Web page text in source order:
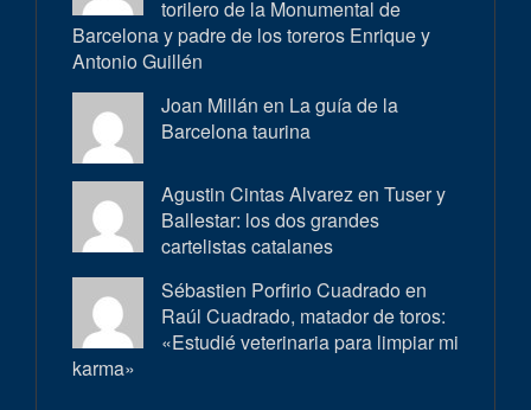
torilero de la Monumental de
Barcelona y padre de los toreros Enrique y
Antonio Guillén
Joan Millán en La guía de la
Barcelona taurina
Agustin Cintas Alvarez en Tuser y
Ballestar: los dos grandes
cartelistas catalanes
Sébastien Porfirio Cuadrado en
Raúl Cuadrado, matador de toros:
«Estudié veterinaria para limpiar mi
karma»